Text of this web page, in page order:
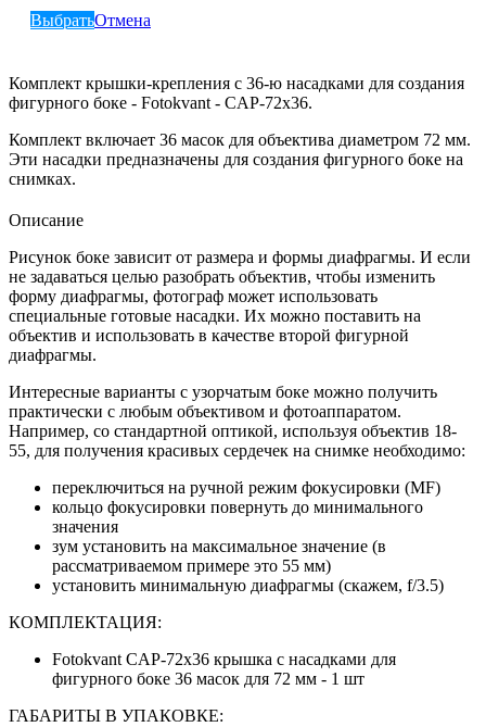
ВыбратьОтмена
Комплект крышки-крепления с 36-ю насадками для создания
фигурного боке - Fotokvant - CAP-72х36.
Комплект включает 36 масок для объектива диаметром 72 мм.
Эти насадки предназначены для создания фигурного боке на
снимках.
Описание
Рисунок боке зависит от размера и формы диафрагмы. И если
не задаваться целью разобрать объектив, чтобы изменить
форму диафрагмы, фотограф может использовать
специальные готовые насадки. Их можно поставить на
объектив и использовать в качестве второй фигурной
диафрагмы.
Интересные варианты с узорчатым боке можно получить
практически с любым объективом и фотоаппаратом.
Например, со стандартной оптикой, используя объектив 18-
55, для получения красивых сердечек на снимке необходимо:
переключиться на ручной режим фокусировки (MF)
кольцо фокусировки повернуть до минимального
значения
зум установить на максимальное значение (в
рассматриваемом примере это 55 мм)
установить минимальную диафрагмы (скажем, f/3.5)
КОМПЛЕКТАЦИЯ:
Fotokvant CAP-72х36 крышка с насадками для
фигурного боке 36 масок для 72 мм - 1 шт
ГАБАРИТЫ В УПАКОВКЕ: